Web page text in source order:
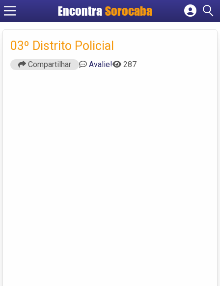
EncontraSorocaba
Cadastrar empresa
Criar conta
03º Distrito Policial
Compartilhar Avalie! 287